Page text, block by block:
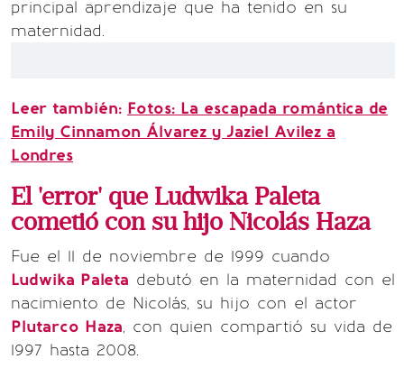
principal aprendizaje que ha tenido en su
maternidad.
Leer también: Fotos: La escapada romántica de
Emily Cinnamon Álvarez y Jaziel Avilez a
Londres
El 'error' que Ludwika Paleta
cometió con su hijo Nicolás Haza
Fue el 11 de noviembre de 1999 cuando
Ludwika Paleta debutó en la maternidad con el
nacimiento de Nicolás, su hijo con el actor
Plutarco Haza, con quien compartió su vida de
1997 hasta 2008.